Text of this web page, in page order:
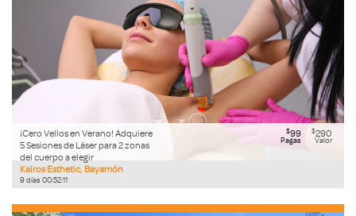
¡Cero Vellos en Verano! Adquiere
5 Sesiones de Láser para 2 zonas
del cuerpo a elegir
Kairos Esthetic, Bayamón
9días 00:52:09
$99
Pagas
$290
Valor